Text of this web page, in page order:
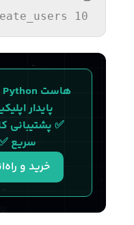
10
پایدار اپلیکیشن‌های
✅ پشتیبانی
سریع
خرید و راه‌اندازی هاست پایتون